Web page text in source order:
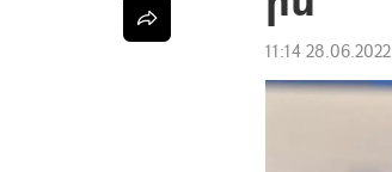
11:14 28.06.2022